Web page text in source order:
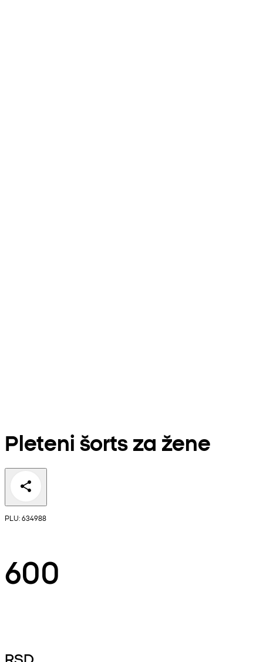
Pleteni šorts za žene
PLU: 634988
600